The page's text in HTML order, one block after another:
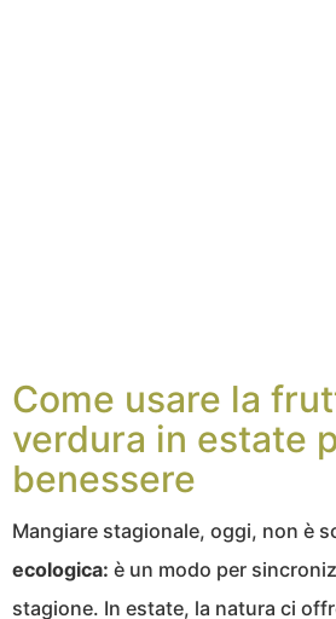
Come usare la
verdura in estate
benessere
Mangiare stagionale, oggi, non è
ecologica: è un modo per
stagione. In estate, la natura ci